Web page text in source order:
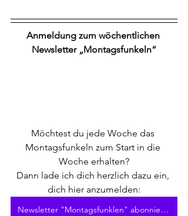
Anmeldung zum wöchentlichen
Newsletter „Montagsfunkeln“
Möchtest du jede Woche das
Montagsfunkeln zum Start in die
Woche erhalten?
Dann lade ich dich herzlich dazu ein,
dich hier anzumelden:
Newsletter "Montagsfunklen" abonnieren